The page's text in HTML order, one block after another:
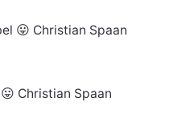
😛 Christian Spaan
Christian Spaan